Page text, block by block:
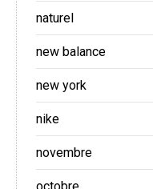
naturel
new balance
new york
nike
novembre